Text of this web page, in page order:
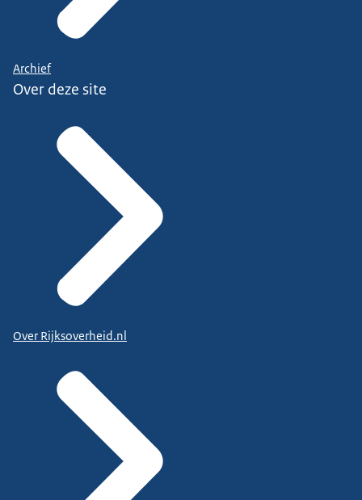
Archief
Over deze site
Over Rijksoverheid.nl